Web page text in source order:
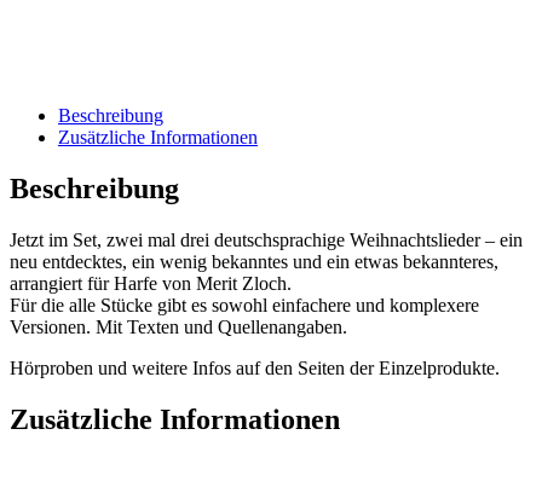
Beschreibung
Zusätzliche Informationen
Beschreibung
Jetzt im Set, zwei mal drei deutschsprachige Weihnachtslieder – ein
neu entdecktes, ein wenig bekanntes und ein etwas bekannteres,
arrangiert für Harfe von Merit Zloch.
Für die alle Stücke gibt es sowohl einfachere und komplexere
Versionen. Mit Texten und Quellenangaben.
Hörproben und weitere Infos auf den Seiten der Einzelprodukte.
Zusätzliche Informationen